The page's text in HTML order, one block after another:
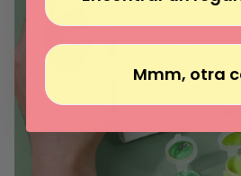
Mmm, otra